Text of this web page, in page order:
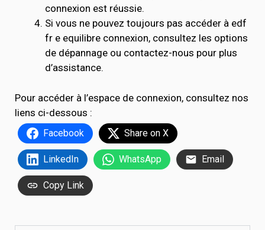
connexion est réussie.
Si vous ne pouvez toujours pas accéder à edf
fr e equilibre connexion, consultez les options
de dépannage ou contactez-nous pour plus
d’assistance.
Pour accéder à l’espace de connexion, consultez nos
liens ci-dessous :
Facebook Share on X
LinkedIn WhatsApp Email
Copy Link